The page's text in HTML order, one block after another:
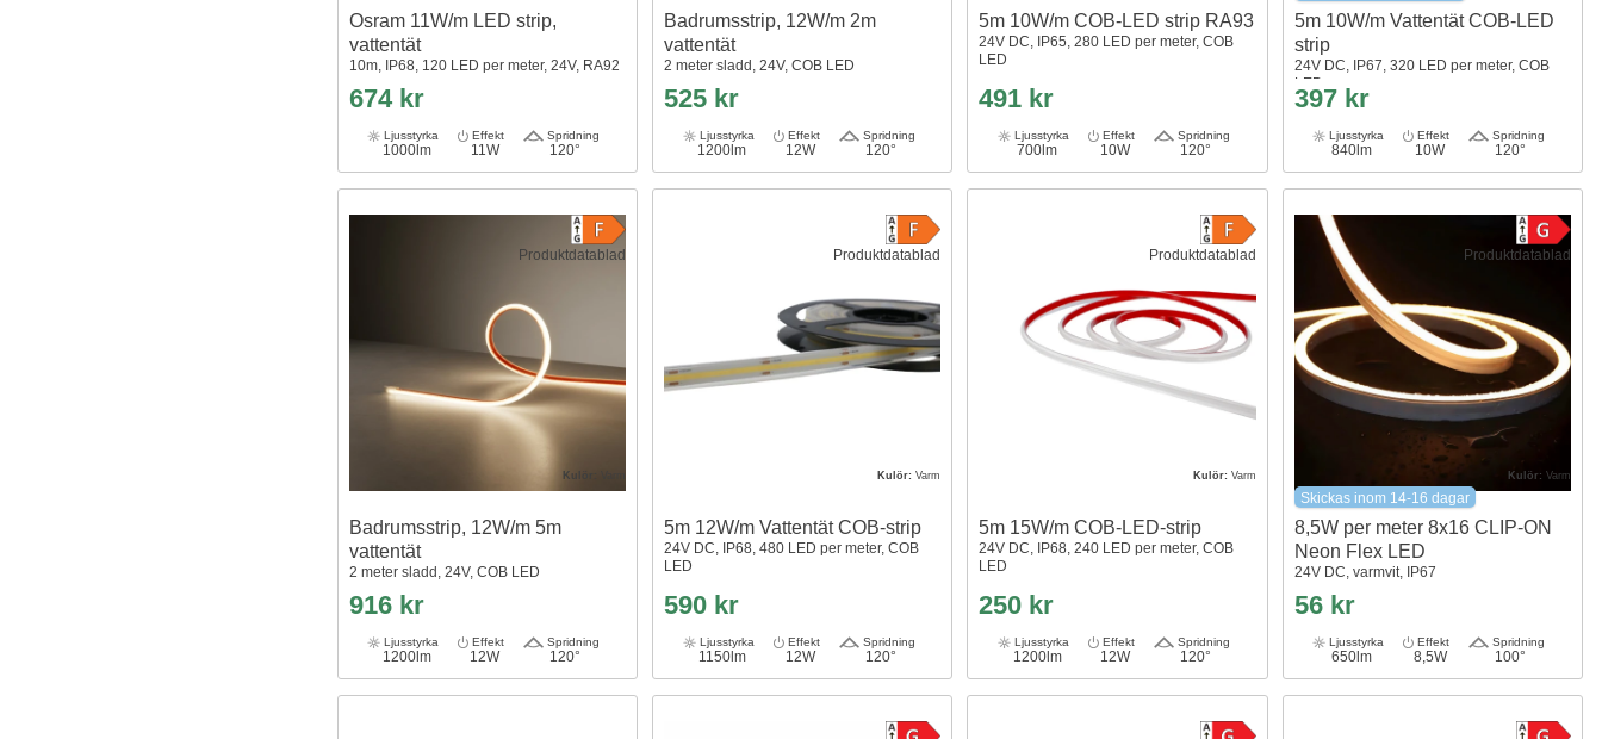
Osram 11W/m LED strip,
vattentät
10m, IP68, 120 LED per meter, 24V, RA92
674 kr
Ljusstyrka
1000lm
Effekt
11W
Spridning
120°
Badrumsstrip, 12W/m 2m
vattentät
2 meter sladd, 24V, COB LED
525 kr
Ljusstyrka
1200lm
Effekt
12W
Spridning
120°
5m 10W/m COB-LED strip RA93
24V DC, IP65, 280 LED per meter, COB
LED
491 kr
Ljusstyrka
700lm
Effekt
10W
Spridning
120°
5m 10W/m Vattentät COB-LED
strip
24V DC, IP67, 320 LED per meter, COB
LED
397 kr
Ljusstyrka
840lm
Effekt
10W
Spridning
120°
Produktdatablad
Kulör:
Badrumsstrip, 12W/m 5m
vattentät
2 meter sladd, 24V, COB LED
916 kr
Ljusstyrka
1200lm
Effekt
12W
Spridning
120°
Produktdatablad
Kulör:Varm
5m 12W/m Vattentät COB-strip
24V DC, IP68, 480 LED per meter, COB
LED
590 kr
Ljusstyrka
1150lm
Effekt
12W
Spridning
120°
Produktdatablad
Kulör: Varm
5m 15W/m COB-LED-strip
24V DC, IP68, 240 LED per meter, COB
LED
250 kr
Ljusstyrka
1200lm
Effekt
12W
Spridning
120°
Produktdatablad
Kulör: Varm
Skickas inom 14-16 dagar
8,5W per meter 8x16 CLIP-ON
Neon Flex LED
24V DC, varmvit, IP67
56 kr
Ljusstyrka
650lm
Effekt
8,5W
Spridning
100°